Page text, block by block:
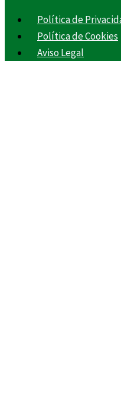
Política de
Política de Cookies
Aviso Legal